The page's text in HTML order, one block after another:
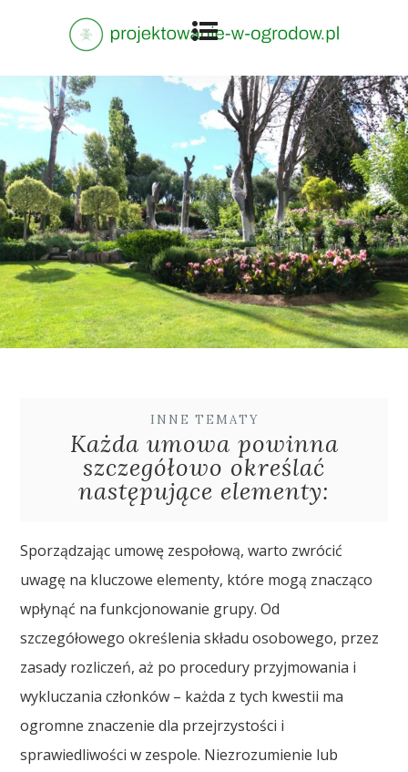
INNE TEMATY
Każda umowa powinna
szczegółowo określać
następujące elementy:
Sporządzając umowę zespołową, warto zwrócić
uwagę na kluczowe elementy, które mogą znacząco
wpłynąć na funkcjonowanie grupy. Od
szczegółowego określenia składu osobowego, przez
zasady rozliczeń, aż po procedury przyjmowania i
wykluczania członków – każda z tych kwestii ma
ogromne znaczenie dla przejrzystości i
sprawiedliwości w zespole. Niezrozumienie lub